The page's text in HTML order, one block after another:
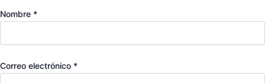
Nombre *
Correo electrónico *